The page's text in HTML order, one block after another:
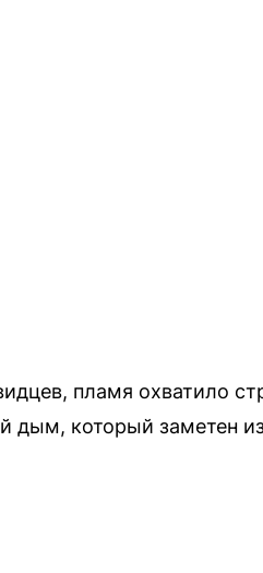
пламя охватило
дым, который заметен